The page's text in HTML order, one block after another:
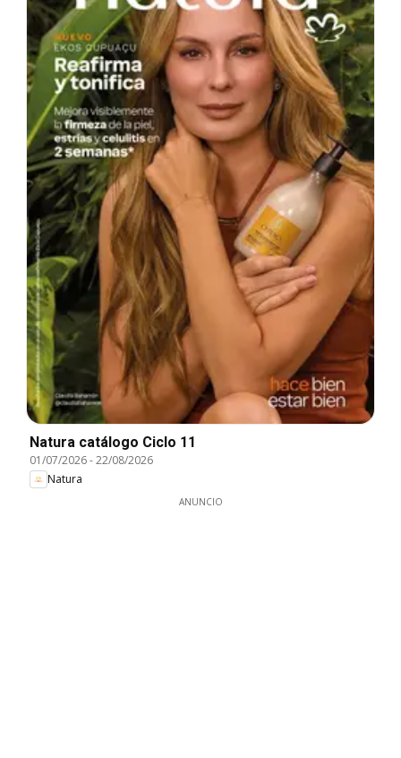
Natura catálogo Ciclo 11
01/07/2026-22/08/2026
Natura
ANUNCIO